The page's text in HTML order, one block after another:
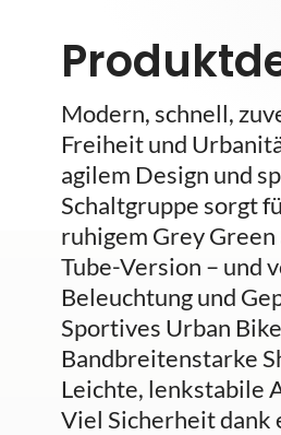
Modern, schnell,
Freiheit und
agilem Design und
Schaltgruppe sorgt
ruhigem Grey
Tube-Version – und
Beleuchtung und
Sportives Urban
Bandbreitenstarke
Leichte, lenkstabile
Viel Sicherheit dank